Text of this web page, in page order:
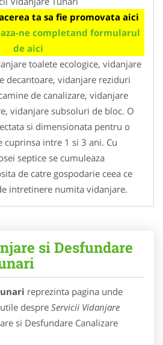
ta sa fie promovata aici
ne completand formularul
de aici
toalete ecologice, vidanjare
decantoare, vidanjare reziduri
de canalizare, vidanjare
vidanjare subsoluri de bloc. O
si dimensionata pentru o
cuprinsa intre 1 si 3 ani. Cu
septice se cumuleaza
de catre gospodarie ceea ce
intretinere numita vidanjare.
si Desfundare
reprezinta pagina unde
despre Servicii Vidanjare
si Desfundare Canalizare